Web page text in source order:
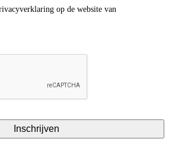
op de website van